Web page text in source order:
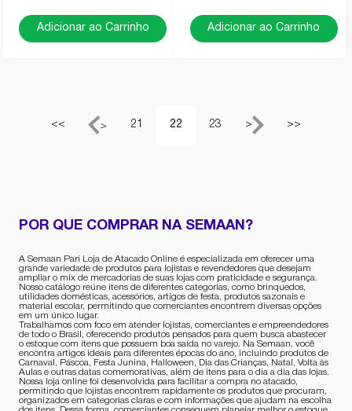
Adicionar ao Carrinho Adicionar ao Carrinho
<< < 21 22 23 > >>
POR QUE COMPRAR NA SEMAAN?
A Semaan Pari Loja de Atacado Online é especializada em oferecer uma
grande variedade de produtos para lojistas e revendedores que desejam
ampliar o mix de mercadorias de suas lojas com praticidade e segurança.
Nosso catálogo reúne itens de diferentes categorias, como brinquedos,
utilidades domésticas, acessórios, artigos de festa, produtos sazonais e
material escolar, permitindo que comerciantes encontrem diversas opções
em um único lugar.
Trabalhamos com foco em atender lojistas, comerciantes e empreendedores
de todo o Brasil, oferecendo produtos pensados para quem busca abastecer
o estoque com itens que possuem boa saída no varejo. Na Semaan, você
encontra artigos ideais para diferentes épocas do ano, incluindo produtos de
Carnaval, Páscoa, Festa Junina, Halloween, Dia das Crianças, Natal, Volta às
Aulas e outras datas comemorativas, além de itens para o dia a dia das lojas.
Nossa loja online foi desenvolvida para facilitar a compra no atacado,
permitindo que lojistas encontrem rapidamente os produtos que procuram,
organizados em categorias claras e com informações que ajudam na escolha